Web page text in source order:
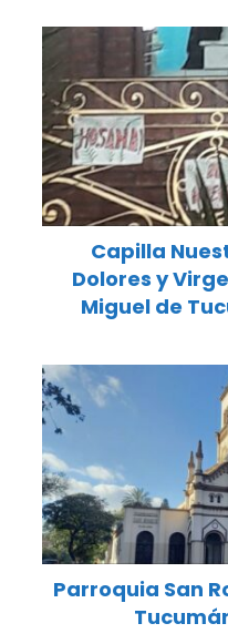
Capilla
Dolores y
Miguel de
Parroquia San